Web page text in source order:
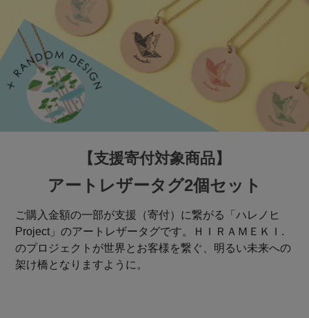
【支援寄付対象商品】
アートレザータグ2個セット
ご購入金額の一部が支援（寄付）に繋がる「ハレノヒ
Project」のアートレザータグです。ＨＩＲＡＭＥＫＩ.
のプロジェクトが世界とお客様を繋ぐ、明るい未来への
架け橋となりますように。